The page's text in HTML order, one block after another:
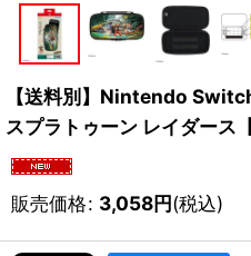
【送料別】Nintendo
スプラトゥーン レイダース
販売価格: 3,058円(税込)